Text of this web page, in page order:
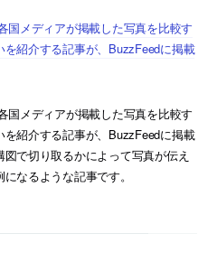
国メディアが掲載した写真を比較す
紹介する記事が、BuzzFeedに掲載
国メディアが掲載した写真を比較す
紹介する記事が、BuzzFeedに掲載
で切り取るかによって写真が伝え
なるような記事です。